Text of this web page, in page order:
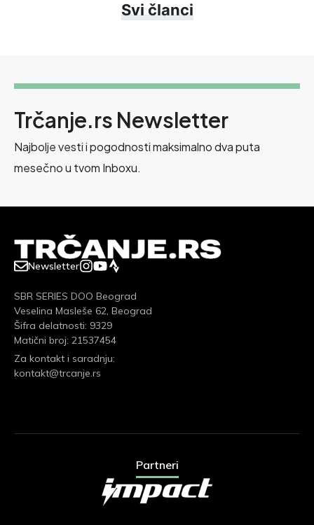
Svi članci
Trčanje.rs Newsletter
Najbolje vesti i pogodnosti maksimalno dva puta
mesečno u tvom Inboxu.
Newsletter
SBR SERIES DOO Beograd
Veselina Masleše 62, Beograd
Šifra delatnosti: 9329
Matični broj: 21537454
Za kontakt i saradnju:
kontakt@trcanje.rs
Partneri